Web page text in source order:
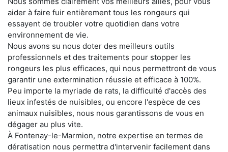
aider à faire fuir entièrement tous les rongeurs qui
essayent de troubler votre quotidien dans votre
environnement de vie.
Nous avons su nous doter des meilleurs outils
professionnels et des traitements pour stopper les
rongeurs les plus efficaces, qui nous permettront de vous
garantir une extermination réussie et efficace à 100%.
Peu importe la myriade de rats, la difficulté d'accès des
lieux infestés de nuisibles, ou encore l'espèce de ces
animaux nuisibles, nous nous garantissons de vous en
dégager au plus vite.
À Fontenay-le-Marmion, notre expertise en termes de
dératisation nous permettra d'intervenir facilement dans